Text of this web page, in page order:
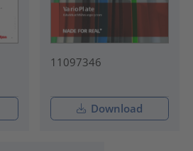
11097346
Download